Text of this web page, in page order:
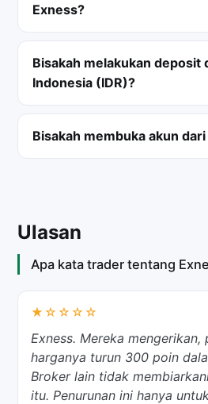
Exness?
Bisakah melakukan deposit
Indonesia (IDR)?
Bisakah membuka akun
Ulasan
Apa kata trader tentang
★☆☆☆☆
Exness. Mereka mengerikan,
harganya turun 300 poin
Broker lain tidak
itu. Penurunan ini hanya